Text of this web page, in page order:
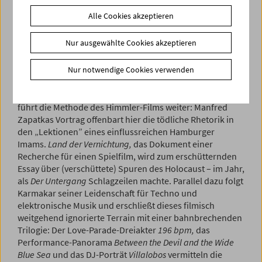
Nacht singt ihre Lieder.Diese Adaption eines Theatertexts
ist auch der vorläufige Höhepunkt in Karmakars
Beschäftigung mit Sprache und/als Musik.
Das Himmler-Projektwar Karmakars Ausbruch aus dem
lähmenden Dickicht der Filmförderung: Seither
produziert er praktisch im Alleingang grandiose
führt die Methode des Himmler-Films weiter: Manfred
Zapatkas Vortrag offenbart hier die tödliche Rhetorik in
den „Lektionen” eines einflussreichen Hamburger
Imams. Land der Vernichtung, das Dokument einer
Recherche für einen Spielfilm, wird zum erschütternden
Essay über (verschüttete) Spuren des Holocaust – im Jahr,
als Der Untergang Schlagzeilen machte. Parallel dazu folgt
Karmakar seiner Leidenschaft für Techno und
elektronische Musik und erschließt dieses filmisch
weitgehend ignorierte Terrain mit einer bahnbrechenden
Trilogie: Der Love-Parade-Drei­akter196 bpm, das
Performance-Panorama Between the Devil and the Wide
Blue Sea und das DJ-Porträt Villalobosvermitteln die
Alle Cookies akzeptieren
Nur ausgewählte Cookies akzeptieren
Nur notwendige Cookies verwenden